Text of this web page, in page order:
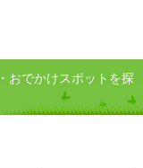
おでかけスポットを探